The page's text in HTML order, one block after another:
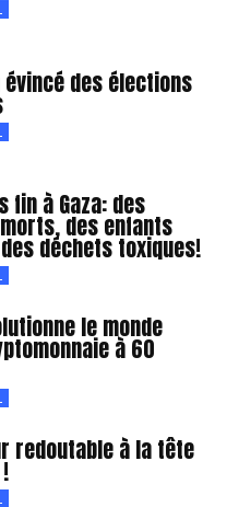
évincé des élections
fin à Gaza: des
des enfants
déchets toxiques!
le monde
à 60
redoutable à la tête